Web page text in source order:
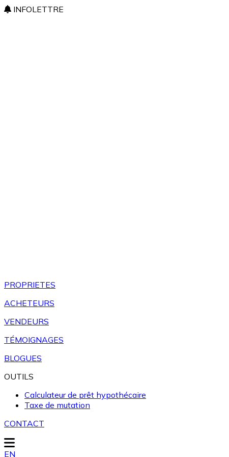
INFOLETTRE
PROPRIETES
ACHETEURS
VENDEURS
TÉMOIGNAGES
BLOGUES
OUTILS
Calculateur de prêt hypothécaire
Taxe de mutation
CONTACT
EN